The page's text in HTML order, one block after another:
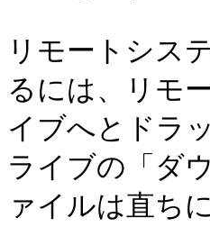
リモートシス
るには、リモ
イブへとドラ
ライブの「ダ
ァイルは直ち